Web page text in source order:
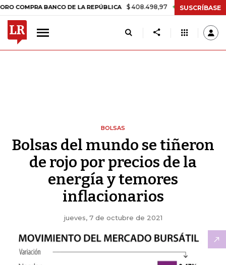
BANCO DE LA REPÚBLICA $ 408.498,97 +$ 8.753,81 +2,19%
SUSCRÍBASE
BOLSAS
Bolsas del mundo se tiñeron
de rojo por precios de la
energía y temores
inflacionarios
jueves, 7 de octubre de 2021